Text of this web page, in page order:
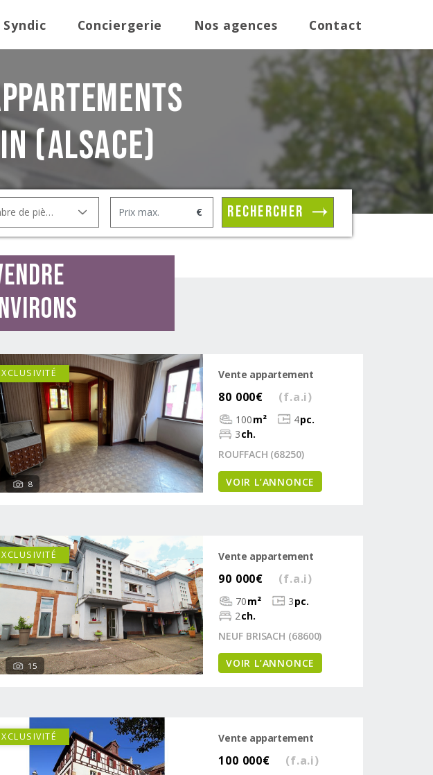
Syndic Conciergerie Nos agences Contact
(Alsace)
de pièces € rechercher
8
Vente appartement
80 000€ (f.a.i)
100m² 4pc.
3ch.
ROUFFACH (68250)
VOIR L’ANNONCE
15
Vente appartement
90 000€ (f.a.i)
70m² 3pc.
2ch.
NEUF BRISACH (68600)
VOIR L’ANNONCE
Vente appartement
100 000€ (f.a.i)